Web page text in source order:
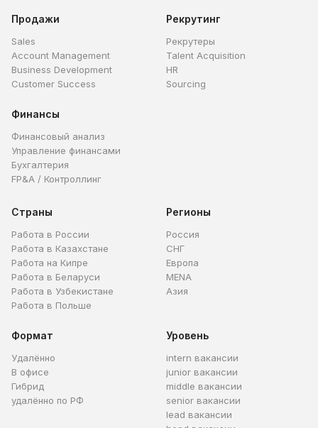
Продажи
Sales
Account Management
Business Development
Customer Success
Рекрутинг
Рекрутеры
Talent Acquisition
HR
Sourcing
Финансы
Финансовый анализ
Управление финансами
Бухгалтерия
FP&A / Контроллинг
Страны
Работа в России
Работа в Казахстане
Работа на Кипре
Работа в Беларуси
Работа в Узбекистане
Работа в Польше
Регионы
Россия
СНГ
Европа
MENA
Азия
Формат
Удалённо
В офисе
Гибрид
удалённо по РФ
Уровень
intern вакансии
junior вакансии
middle вакансии
senior вакансии
lead вакансии